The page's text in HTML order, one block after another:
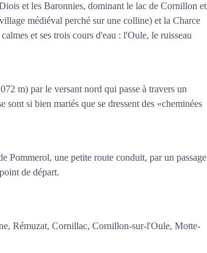
et les Baronnies, dominant le lac de Cornillon et
médiéval perché sur une colline) et la Charce
et ses trois cours d'eau : l'Oule, le ruisseau
m) par le versant nord qui passe à travers un
sont si bien mariés que se dressent des «cheminées
Pommerol, une petite route conduit, par un passage
de départ.
Rémuzat, Cornillac, Cornillon-sur-l'Oule, Motte-